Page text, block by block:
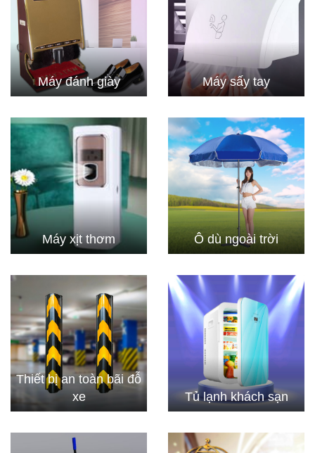
Máy đánh giày Máy sấy tay
Máy xịt thơm Ô dù ngoài trời
Thiết bị an toàn bãi đỗ
xe
Tủ lạnh khách sạn